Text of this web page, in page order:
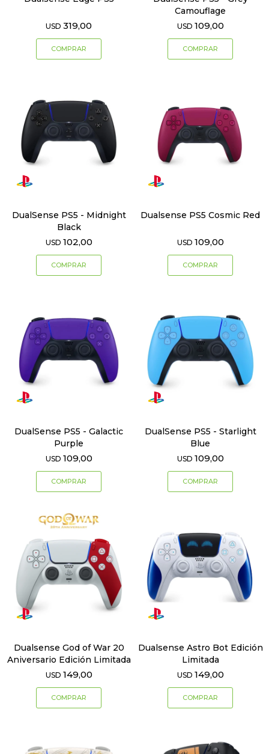
USD 319,00
Camouflage
USD 109,00
DualSense PS5 - Midnight
Black
USD 102,00
Dualsense PS5 Cosmic Red
USD 109,00
DualSense PS5 - Galactic
Purple
USD 109,00
DualSense PS5 - Starlight
Blue
USD 109,00
Dualsense God of War 20
Aniversario Edición Limitada
USD 149,00
Dualsense Astro Bot Edición
Limitada
USD 149,00